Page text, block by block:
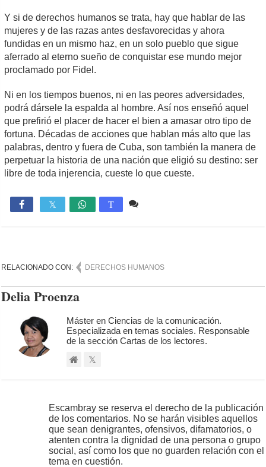
Y si de derechos humanos se trata, hay que hablar de las
mujeres y de las razas antes desfavorecidas y ahora
fundidas en un mismo haz, en un solo pueblo que sigue
aferrado al eterno sueño de conquistar ese mundo mejor
proclamado por Fidel.
Ni en los tiempos buenos, ni en las peores adversidades,
podrá dársele la espalda al hombre. Así nos enseñó aquel
que prefirió el placer de hacer el bien a amasar otro tipo de
fortuna. Décadas de acciones que hablan más alto que las
palabras, dentro y fuera de Cuba, son también la manera de
perpetuar la historia de una nación que eligió su destino: ser
libre de toda injerencia, cueste lo que cueste.
 T
RELACIONADO CON: DERECHOS HUMANOS
Delia Proenza
Máster en Ciencias de la comunicación.
Especializada en temas sociales. Responsable
de la sección Cartas de los lectores.
Escambray se reserva el derecho de la publicación
de los comentarios. No se harán visibles aquellos
que sean denigrantes, ofensivos, difamatorios, o
atenten contra la dignidad de una persona o grupo
social, así como los que no guarden relación con el
tema en cuestión.